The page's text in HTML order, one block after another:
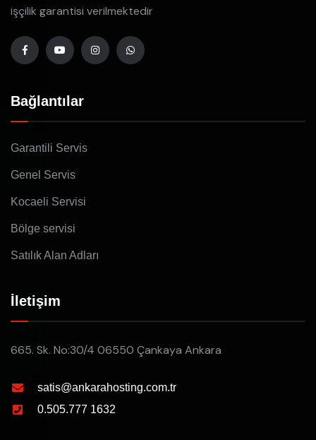
işçilik garantisi verilmektedir
Bağlantılar
Garantili Servis
Genel Servis
Kocaeli Servisi
Bölge servisi
Satılık Alan Adları
İletişim
665. Sk. No:30/4 06550 Çankaya Ankara
satis@ankarahosting.com.tr
0.505.777 1632